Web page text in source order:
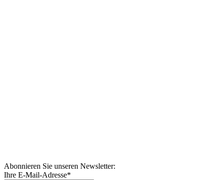
Abonnieren Sie unseren Newsletter:
Ihre E-Mail-Adresse*